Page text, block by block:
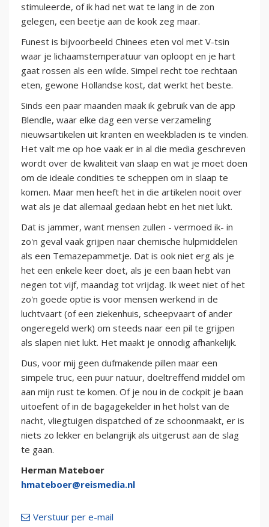
stimuleerde, of ik had net wat te lang in de zon
gelegen, een beetje aan de kook zeg maar.
Funest is bijvoorbeeld Chinees eten vol met V-tsin
waar je lichaamstemperatuur van oploopt en je hart
gaat rossen als een wilde. Simpel recht toe rechtaan
eten, gewone Hollandse kost, dat werkt het beste.
Sinds een paar maanden maak ik gebruik van de app
Blendle, waar elke dag een verse verzameling
nieuwsartikelen uit kranten en weekbladen is te vinden.
Het valt me op hoe vaak er in al die media geschreven
wordt over de kwaliteit van slaap en wat je moet doen
om de ideale condities te scheppen om in slaap te
komen. Maar men heeft het in die artikelen nooit over
wat als je dat allemaal gedaan hebt en het niet lukt.
Dat is jammer, want mensen zullen - vermoed ik- in
zo'n geval vaak grijpen naar chemische hulpmiddelen
als een Temazepammetje. Dat is ook niet erg als je
het een enkele keer doet, als je een baan hebt van
negen tot vijf, maandag tot vrijdag. Ik weet niet of het
zo'n goede optie is voor mensen werkend in de
luchtvaart (of een ziekenhuis, scheepvaart of ander
ongeregeld werk) om steeds naar een pil te grijpen
als slapen niet lukt. Het maakt je onnodig afhankelijk.
Dus, voor mij geen dufmakende pillen maar een
simpele truc, een puur natuur, doeltreffend middel om
aan mijn rust te komen. Of je nou in de cockpit je baan
uitoefent of in de bagagekelder in het holst van de
nacht, vliegtuigen dispatched of ze schoonmaakt, er is
niets zo lekker en belangrijk als uitgerust aan de slag
te gaan.
Herman Mateboer
hmateboer@reismedia.nl
Verstuur per e-mail